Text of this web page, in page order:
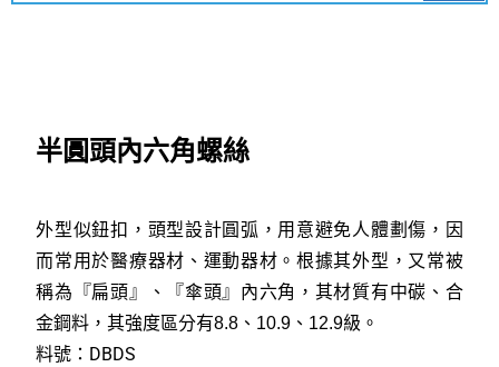
半圓頭內六角螺絲
外型似鈕扣，頭型設計圓弧，用意避免人體劃傷，因
而常用於醫療器材、運動器材。根據其外型，又常被
稱為『扁頭』、『傘頭』內六角，其材質有中碳、合
金鋼料，其強度區分有8.8、10.9、12.9級。
料號：DBDS